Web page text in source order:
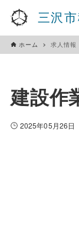
三沢
ホーム 求人情報
建設作
2025年05月26日